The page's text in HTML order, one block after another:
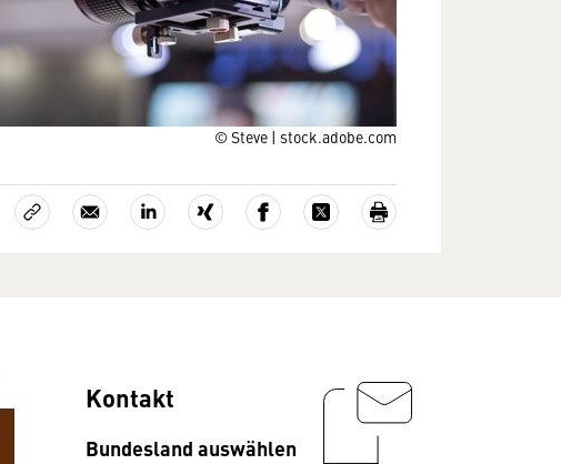
© Steve | stock.adobe.com
Kontakt
Bundesland auswählen